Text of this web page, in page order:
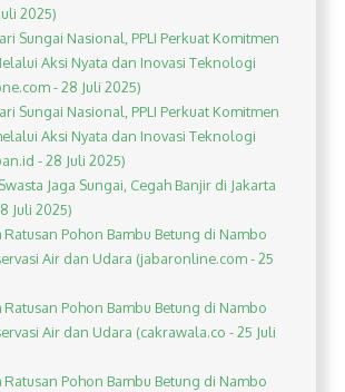
2025)
Sungai Nasional, PPLI Perkuat Komitmen
Aksi Nyata dan Inovasi Teknologi
- 28 Juli 2025)
Sungai Nasional, PPLI Perkuat Komitmen
Aksi Nyata dan Inovasi Teknologi
- 28 Juli 2025)
Jaga Sungai, Cegah Banjir di Jakarta
Juli 2025)
Ratusan Pohon Bambu Betung di Nambo
Air dan Udara (jabaronline.com - 25
Ratusan Pohon Bambu Betung di Nambo
Air dan Udara (cakrawala.co - 25 Juli
Ratusan Pohon Bambu Betung di Nambo